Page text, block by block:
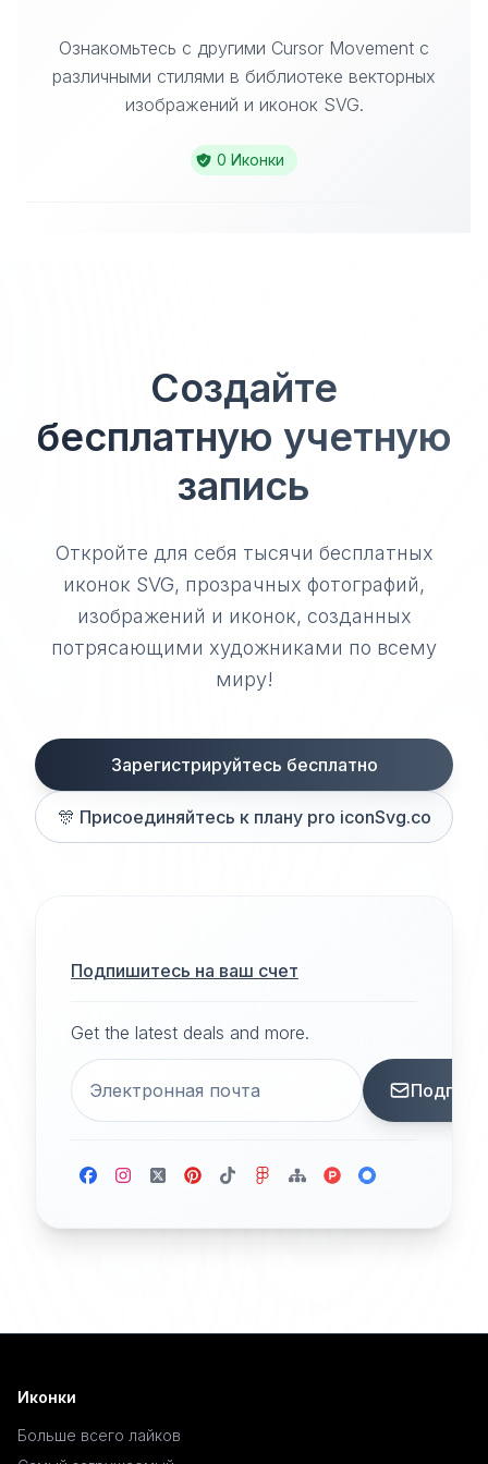
Ознакомьтесь с другими Cursor Movement с
различными стилями в библиотеке векторных
изображений и иконок SVG.
0 Иконки
Создайте
бесплатную учетную
запись
Откройте для себя тысячи бесплатных
иконок SVG, прозрачных фотографий,
изображений и иконок, созданных
потрясающими художниками по всему
миру!
Зарегистрируйтесь бесплатно
🎊 Присоединяйтесь к плану pro iconSvg.co
Подпишитесь на ваш счет
Get the latest deals and more.
Иконки
Больше всего лайков